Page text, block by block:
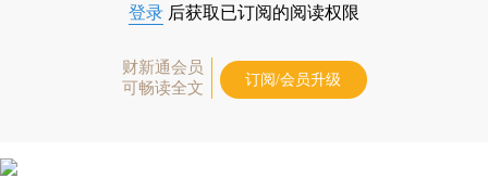
登录 后获取已订阅的阅读权限
财新通会员
可畅读全文
订阅/会员升级